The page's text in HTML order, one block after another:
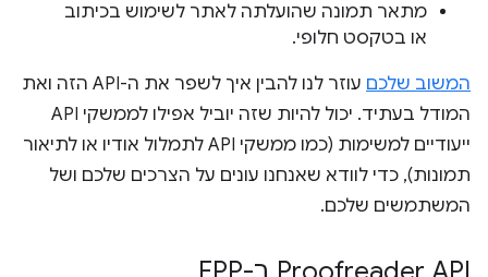
מתאר תמונה שהועלתה לאתר לשימוש בכיתוב
או בטקסט חלופי.
המשוב שלכם
עוזר לנו להבין איך לשפר את ה-API הזה ואת
המודל בעתיד. יכול להיות שזה יוביל אפילו לממשקי API
ייעודיים למשימות (כמו ממשקי API לתמלול אודיו או לתיאור
תמונות), כדי לוודא שאנחנו עונים על הצרכים שלכם ושל
המשתמשים שלכם.